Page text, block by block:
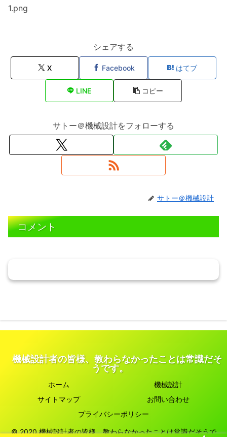
1.png
シェアする
X Facebook はてブ
LINE コピー
サトー＠機械設計をフォローする
サトー＠機械設計
コメント
機械設計者の皆様、教わらなかったことは常識だそ
うです。
ホーム
機械設計
サイトマップ
お問い合わせ
プライバシーポリシー
© 2020 機械設計者の皆様、教わらなかったことは常識だそうで